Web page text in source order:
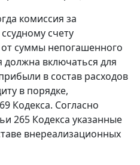
комиссия за
счету
суммы непогашенного
должна включаться для
в состав расходов
в порядке,
Кодекса. Согласно
265 Кодекса указанные
внереализационных